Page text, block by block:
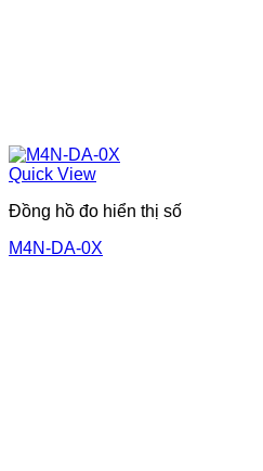
Quick View
Đồng hồ đo hiển thị số
M4N-DA-0X